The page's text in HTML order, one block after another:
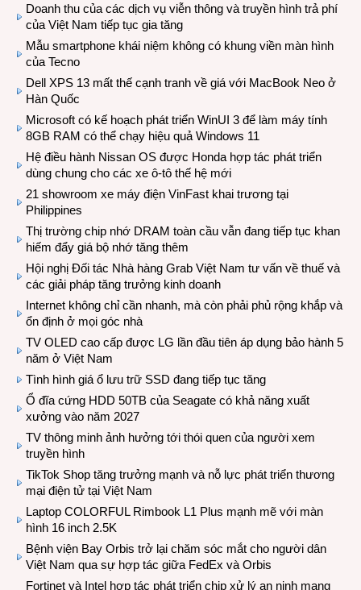
Doanh thu của các dịch vụ viễn thông và truyền hình trả phí
của Việt Nam tiếp tục gia tăng
Mẫu smartphone khái niệm không có khung viền màn hình
của Tecno
Dell XPS 13 mất thế cạnh tranh về giá với MacBook Neo ở
Hàn Quốc
Microsoft có kế hoạch phát triển WinUI 3 để làm máy tính
8GB RAM có thể chạy hiệu quả Windows 11
Hệ điều hành Nissan OS được Honda hợp tác phát triển
dùng chung cho các xe ô-tô thế hệ mới
21 showroom xe máy điện VinFast khai trương tại
Philippines
Thị trường chip nhớ DRAM toàn cầu vẫn đang tiếp tục khan
hiếm đẩy giá bộ nhớ tăng thêm
Hội nghị Đối tác Nhà hàng Grab Việt Nam tư vấn về thuế và
các giải pháp tăng trưởng kinh doanh
Internet không chỉ cần nhanh, mà còn phải phủ rộng khắp và
ổn định ở mọi góc nhà
TV OLED cao cấp được LG lần đầu tiên áp dụng bảo hành 5
năm ở Việt Nam
Tình hình giá ổ lưu trữ SSD đang tiếp tục tăng
Ổ đĩa cứng HDD 50TB của Seagate có khả năng xuất
xưởng vào năm 2027
TV thông minh ảnh hưởng tới thói quen của người xem
truyền hình
TikTok Shop tăng trưởng mạnh và nỗ lực phát triển thương
mại điện tử tại Việt Nam
Laptop COLORFUL Rimbook L1 Plus mạnh mẽ với màn
hình 16 inch 2.5K
Bệnh viện Bay Orbis trở lại chăm sóc mắt cho người dân
Việt Nam qua sự hợp tác giữa FedEx và Orbis
Fortinet và Intel hợp tác phát triển chip xử lý an ninh mạng